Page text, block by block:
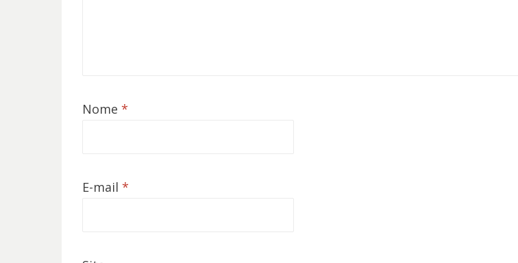
Nome *
E-mail *